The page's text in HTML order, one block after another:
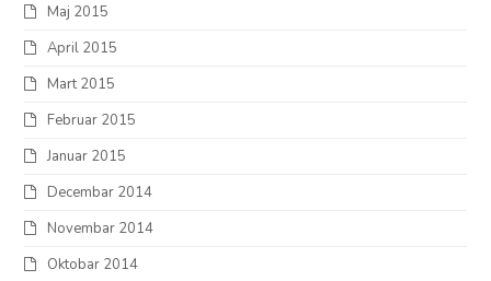
Maj 2015
April 2015
Mart 2015
Februar 2015
Januar 2015
Decembar 2014
Novembar 2014
Oktobar 2014